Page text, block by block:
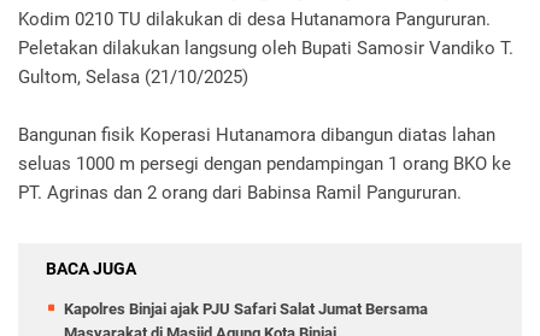
Kodim 0210 TU dilakukan di desa Hutanamora Pangururan.
Peletakan dilakukan langsung oleh Bupati Samosir Vandiko T.
Gultom, Selasa (21/10/2025)
Bangunan fisik Koperasi Hutanamora dibangun diatas lahan
seluas 1000 m persegi dengan pendampingan 1 orang BKO ke
PT. Agrinas dan 2 orang dari Babinsa Ramil Pangururan.
BACA JUGA
Kapolres Binjai ajak PJU Safari Salat Jumat Bersama